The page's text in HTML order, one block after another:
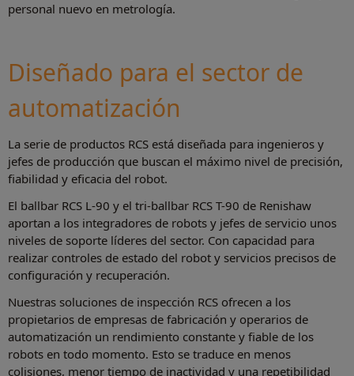
personal nuevo en metrología.
Diseñado para el sector de
automatización
La serie de productos RCS está diseñada para ingenieros y
jefes de producción que buscan el máximo nivel de precisión,
fiabilidad y eficacia del robot.
El ballbar RCS L-90 y el tri-ballbar RCS T-90 de Renishaw
aportan a los integradores de robots y jefes de servicio unos
niveles de soporte líderes del sector. Con capacidad para
realizar controles de estado del robot y servicios precisos de
configuración y recuperación.
Nuestras soluciones de inspección RCS ofrecen a los
propietarios de empresas de fabricación y operarios de
automatización un rendimiento constante y fiable de los
robots en todo momento. Esto se traduce en menos
colisiones, menor tiempo de inactividad y una repetibilidad